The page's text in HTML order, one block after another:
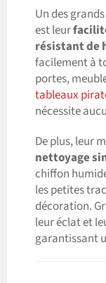
Un des
est leur
résistant de
facilement à
portes,
tableaux
nécessite
De plus, leur
nettoyage
chiffon
les petites
décoration.
leur éclat et
garantissant